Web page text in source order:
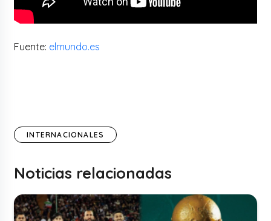
Fuente: elmundo.es
INTERNACIONALES
Noticias relacionadas